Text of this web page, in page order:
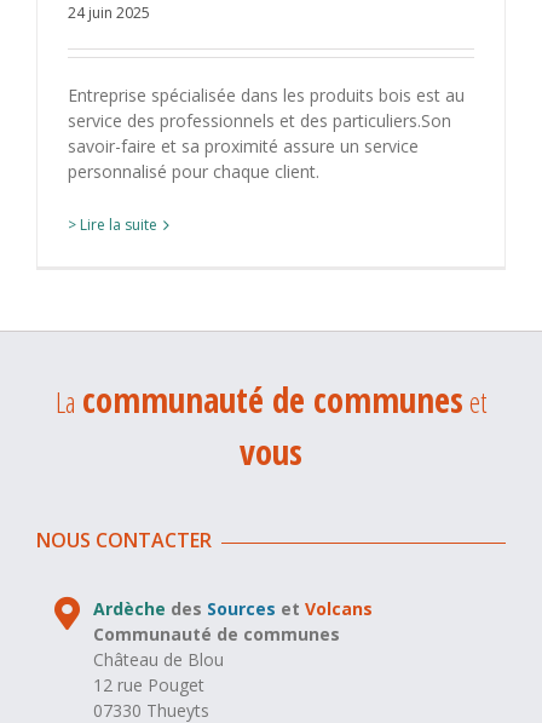
24 juin 2025
Entreprise spécialisée dans les produits bois est au
service des professionnels et des particuliers.Son
savoir-faire et sa proximité assure un service
personnalisé pour chaque client.
> Lire la suite
La communauté de communeset
vous
NOUS CONTACTER
Ardèche des Sources etVolcans
Communauté de communes
Château de Blou
12 rue Pouget
07330 Thueyts